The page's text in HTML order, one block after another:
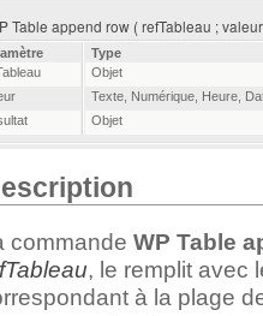
Table append row ( refTableau ;
Type
Objet
Texte Numérique Heure
Objet
commande WP Table
, le remplit avec
à la plage